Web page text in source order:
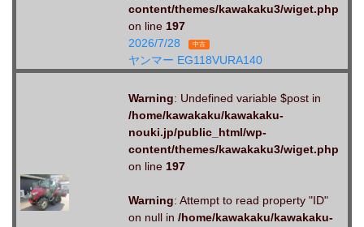
content/themes/kawakaku3/wiget.php
on line 197
2026/7/28
中古
ヤンマー EG118VURA140
Warning: Undefined variable $post in
/home/kawakaku/kawakaku-
nouki.jp/public_html/wp-
content/themes/kawakaku3/wiget.php
on line 197
Warning: Attempt to read property "ID"
on null in /home/kawakaku/kawakaku-